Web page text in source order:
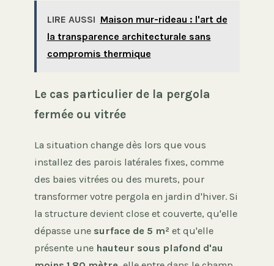
LIRE AUSSI Maison mur-rideau : l'art de
la transparence architecturale sans
compromis thermique
Le cas particulier de la pergola
fermée ou vitrée
La situation change dès lors que vous
installez des parois latérales fixes, comme
des baies vitrées ou des murets, pour
transformer votre pergola en jardin d'hiver. Si
la structure devient close et couverte, qu'elle
dépasse une surface de 5 m² et qu'elle
présente une hauteur sous plafond d'au